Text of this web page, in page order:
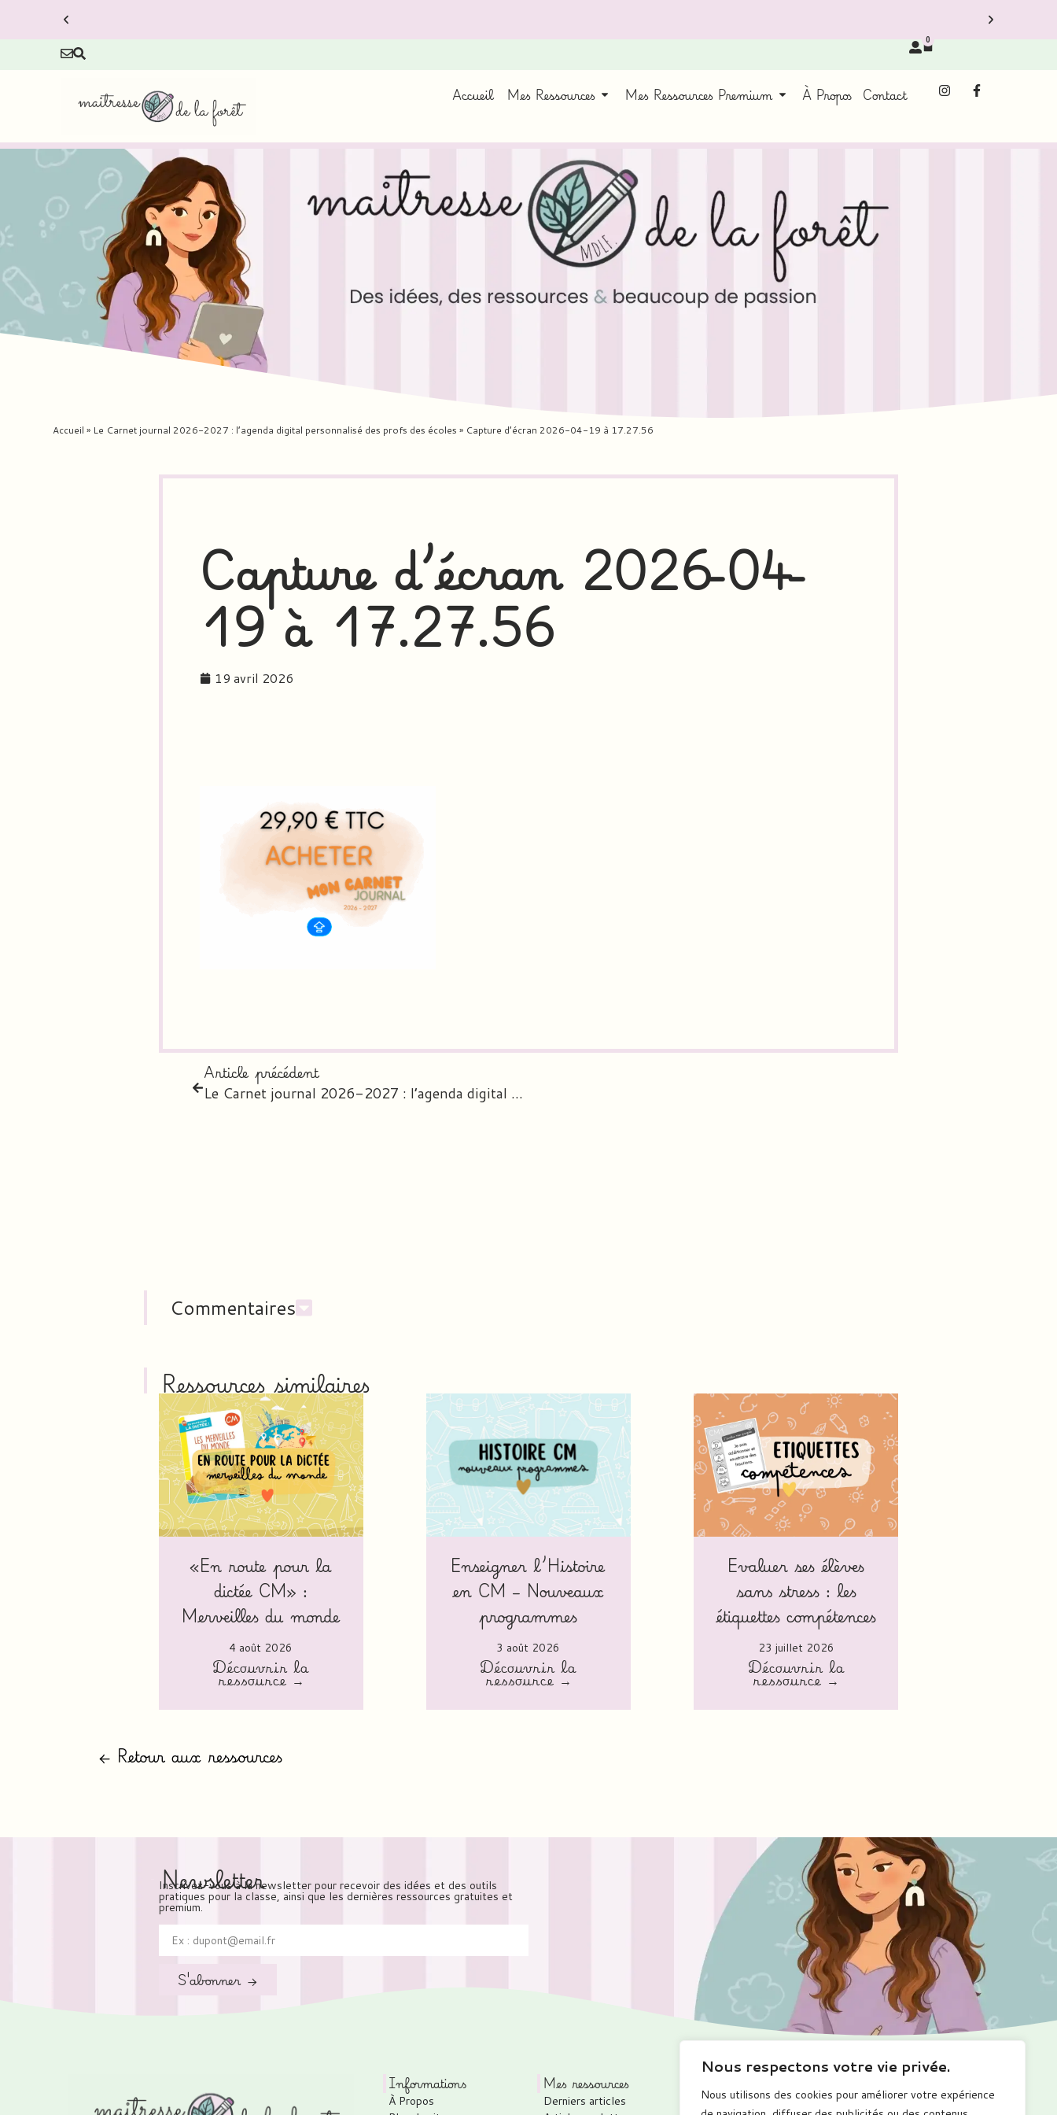
Nous respectons votre vie privée.
Nous utilisons des cookies pour améliorer votre expérience
0
Accueil Mes Ressources Mes Ressources Premium À Propos Contact
Accueil » Le Carnet journal 2026-2027 : l’agenda digital personnalisé des profs des écoles » Capture d’écran 2026-04-19 à 17.27.56
Capture d’écran 2026-04-
19 à 17.27.56
19 avril 2026
Article précédent
Le Carnet journal 2026-2027 : l’agenda digital personnalisé des profs des écoles
Commentaires
Ressources similaires
«En route pour la
dictée CM» :
Merveilles du monde
4 août 2026
Découvrir la
ressource →
Enseigner l’Histoire
en CM – Nouveaux
programmes
3 août 2026
Découvrir la
ressource →
Evaluer ses élèves
sans stress : les
étiquettes compétences
23 juillet 2026
Découvrir la
ressource →
← Retour aux ressources
Newsletter
Inscrivez-vous à la newsletter pour recevoir des idées et des outils
pratiques pour la classe, ainsi que les dernières ressources gratuites et
premium.
S'abonner →
Informations
À Propos
Mes ressources
Derniers articles
Promotions